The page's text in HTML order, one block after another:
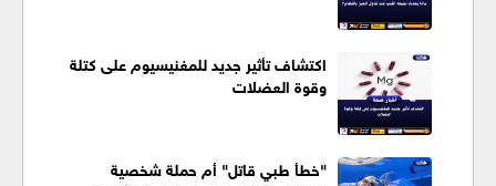
اكتشاف تأثير جديد للمغنيسيوم على كتلة
وقوة العضلات
"خطأ طبي قاتل" أم حملة شخصية